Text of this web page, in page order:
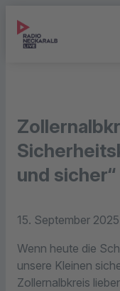
und sicher“
15. September 2025
Wenn heute die
unsere Kleinen
Zollernalbkreis